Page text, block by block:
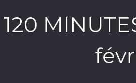
120